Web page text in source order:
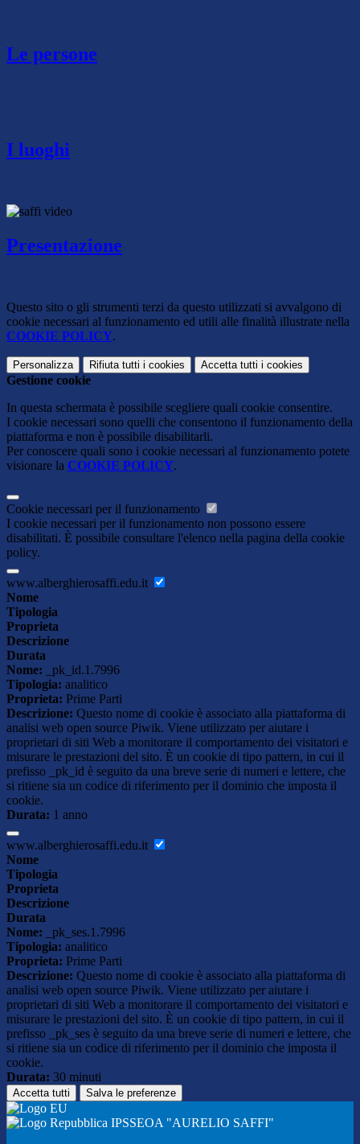
Le persone
I luoghi
Presentazione
Questo sito o gli strumenti terzi da questo utilizzati si avvalgono di
cookie necessari al funzionamento ed utili alle finalità illustrate nella
COOKIE POLICY.
Personalizza Rifiuta tutti i cookies Accetta tutti i cookies
Gestione cookie
In questa schermata è possibile scegliere quali cookie consentire.
I cookie necessari sono quelli che consentono il funzionamento della
piattaforma e non è possibile disabilitarli.
Per conoscere quali sono i cookie necessari al funzionamento potete
visionare la COOKIE POLICY.
Cookie necessari per il funzionamento
I cookie necessari per il funzionamento non possono essere
disabilitati. È possibile consultare l'elenco nella pagina della cookie
policy.
www.alberghierosaffi.edu.it
Nome
Tipologia
Proprieta
Descrizione
Durata
Nome: _pk_id.1.7996
Tipologia: analitico
Proprieta: Prime Parti
Descrizione: Questo nome di cookie è associato alla piattaforma di
analisi web open source Piwik. Viene utilizzato per aiutare i
proprietari di siti Web a monitorare il comportamento dei visitatori e
misurare le prestazioni del sito. È un cookie di tipo pattern, in cui il
prefisso _pk_id è seguito da una breve serie di numeri e lettere, che
si ritiene sia un codice di riferimento per il dominio che imposta il
cookie.
Durata: 1 anno
www.alberghierosaffi.edu.it
Nome
Tipologia
Proprieta
Descrizione
Durata
Nome: _pk_ses.1.7996
Tipologia: analitico
Proprieta: Prime Parti
Descrizione: Questo nome di cookie è associato alla piattaforma di
analisi web open source Piwik. Viene utilizzato per aiutare i
proprietari di siti Web a monitorare il comportamento dei visitatori e
misurare le prestazioni del sito. È un cookie di tipo pattern, in cui il
prefisso _pk_ses è seguito da una breve serie di numeri e lettere, che
si ritiene sia un codice di riferimento per il dominio che imposta il
cookie.
Durata: 30 minuti
Accetta tutti Salva le preferenze
IPSSEOA "AURELIO SAFFI"